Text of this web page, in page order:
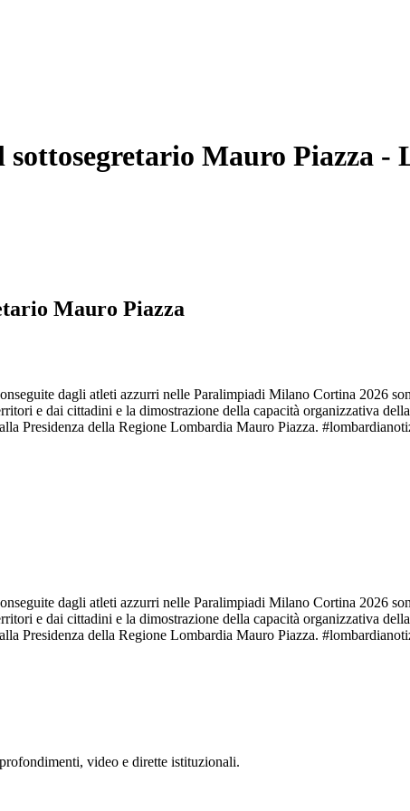
Mauro Piazza -
Mauro Piazza
dagli atleti azzurri nelle Paralimpiadi Milano Cortina 2026
e dai cittadini e la dimostrazione della capacità organizzativa
Presidenza della Regione Lombardia Mauro Piazza.
dagli atleti azzurri nelle Paralimpiadi Milano Cortina 2026
e dai cittadini e la dimostrazione della capacità organizzativa
Presidenza della Regione Lombardia Mauro Piazza.
video e dirette istituzionali.